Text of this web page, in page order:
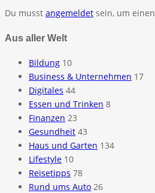
Du musst angemeldet sein, um
Aus aller Welt
Bildung 10
Business & Unternehmen 17
Digitales 44
Essen und Trinken 8
Finanzen 23
Gesundheit 43
Haus und Garten 134
Lifestyle 10
Reisetipps 78
Rund ums Auto 26